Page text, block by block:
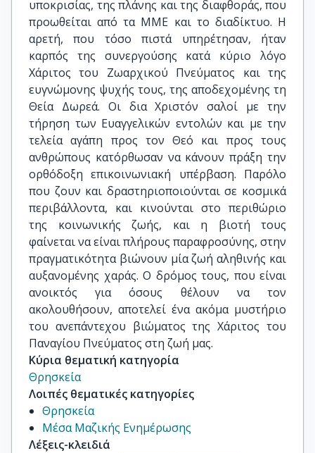
υποκρισίας, της πλάνης και της διαφθοράς, που
προωθείται από τα ΜΜΕ και το διαδίκτυο. Η
αρετή, που τόσο πιστά υπηρέτησαν, ήταν
καρπός της συνεργούσης κατά κύριο λόγο
Χάριτος του Ζωαρχικού Πνεύματος και της
ευγνώμονης ψυχής τους, της αποδεχομένης τη
Θεία Δωρεά. Οι δια Χριστόν σαλοί με την
τήρηση των Ευαγγελικών εντολών και με την
τελεία αγάπη προς τον Θεό και προς τους
ανθρώπους κατόρθωσαν να κάνουν πράξη την
ορθόδοξη επικοινωνιακή υπέρβαση. Παρόλο
που ζουν και δραστηριοποιούνται σε κοσμικά
περιβάλλοντα, και κινούνται στο περιθώριο
της κοινωνικής ζωής, και η βιοτή τους
φαίνεται να είναι πλήρους παραφροσύνης, στην
πραγματικότητα βιώνουν μία ζωή αληθινής και
αυξανομένης χαράς. Ο δρόμος τους, που είναι
ανοικτός για όσους θέλουν να τον
ακολουθήσουν, αποτελεί ένα ακόμα μυστήριο
του ανεπάντεχου βιώματος της Χάριτος του
Παναγίου Πνεύματος στη ζωή μας.
Κύρια θεματική κατηγορία
Θρησκεία
Λοιπές θεματικές κατηγορίες
Θρησκεία
Μέσα Μαζικής Ενημέρωσης
Λέξεις-κλειδιά